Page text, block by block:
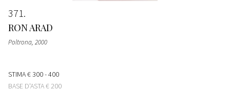
371
RON ARAD
Poltrona, 2000
STIMA€ 300 - 400
BASE D'ASTA€ 200